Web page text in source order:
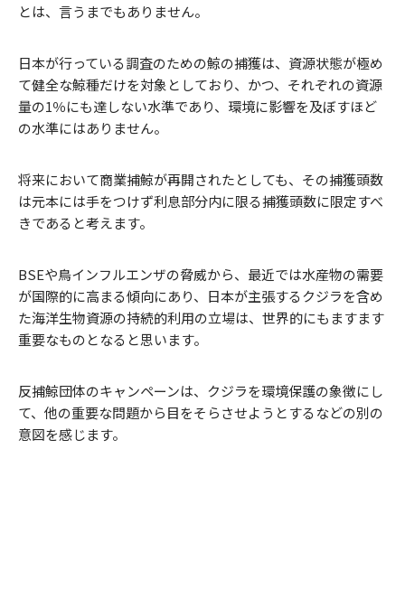
とは、言うまでもありません。
日本が行っている調査のための鯨の捕獲は、資源状態が極め
て健全な鯨種だけを対象としており、かつ、それぞれの資源
量の1％にも達しない水準であり、環境に影響を及ぼすほど
の水準にはありません。
将来において商業捕鯨が再開されたとしても、その捕獲頭数
は元本には手をつけず利息部分内に限る捕獲頭数に限定すべ
きであると考えます。
BSEや鳥インフルエンザの脅威から、最近では水産物の需要
が国際的に高まる傾向にあり、日本が主張するクジラを含め
た海洋生物資源の持続的利用の立場は、世界的にもますます
重要なものとなると思います。
反捕鯨団体のキャンペーンは、クジラを環境保護の象徴にし
て、他の重要な問題から目をそらさせようとするなどの別の
意図を感じます。